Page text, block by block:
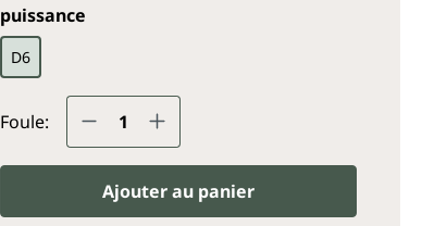
Sélectionnez
puissance
D6
Foule: Quantité de produit :
Ajouter au panier